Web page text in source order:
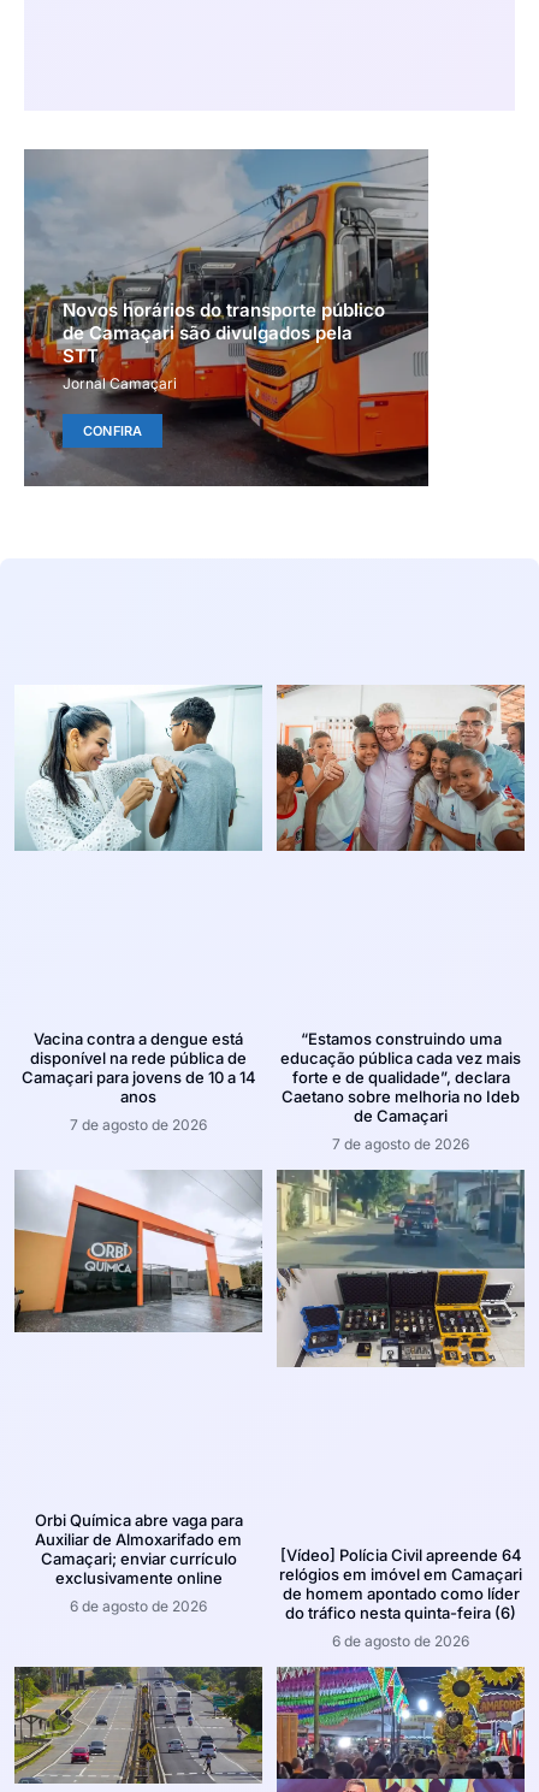
Novos horários do transporte público
de Camaçari são divulgados pela
STT
Jornal Camaçari
CONFIRA
Vacina contra a dengue está
disponível na rede pública de
Camaçari para jovens de 10 a 14
anos
7 de agosto de 2026
“Estamos construindo uma
educação pública cada vez mais
forte e de qualidade”, declara
Caetano sobre melhoria no Ideb
de Camaçari
7 de agosto de 2026
Orbi Química abre vaga para
Auxiliar de Almoxarifado em
Camaçari; enviar currículo
exclusivamente online
6 de agosto de 2026
[Vídeo] Polícia Civil apreende 64
relógios em imóvel em Camaçari
de homem apontado como líder
do tráfico nesta quinta-feira (6)
6 de agosto de 2026